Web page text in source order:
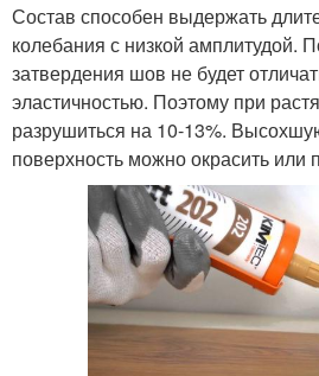
Состав способен выдержать
колебания с низкой амплитудой.
затвердения шов не будет
эластичностью. Поэтому при
разрушиться на 10-13%.
поверхность можно окрасить или